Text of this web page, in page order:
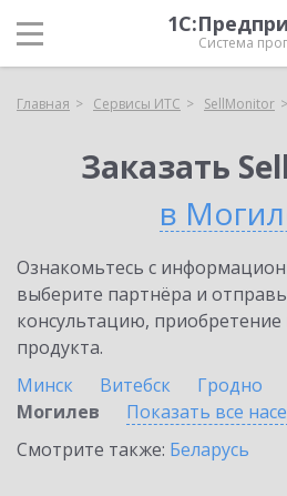
Система
Главная Сервисы ИТС SellMonitor
Заказать
в
Ознакомьтесь с
выберите партнёра и
консультацию,
продукта.
Минск
Витебск Гродно
Могилев
Показать все
Смотрите также: Беларусь